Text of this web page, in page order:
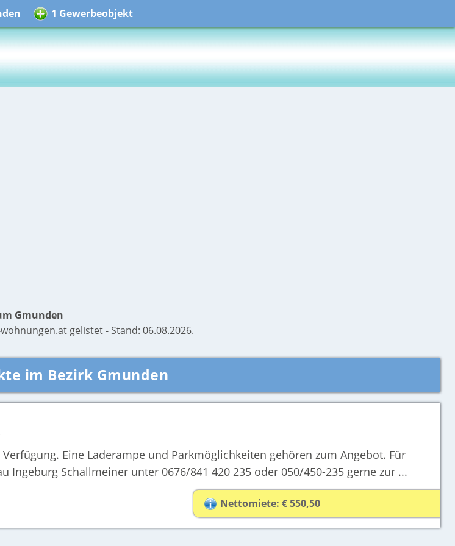
1 Gewerbeobjekt
Gmunden
gelistet - Stand: 06.08.2026.
im Bezirk Gmunden
Verfügung. Eine Laderampe und Parkmöglichkeiten gehören zum Angebot. Für
Ingeburg Schallmeiner unter 0676/841 420 235 oder 050/450-235 gerne zur ...
Nettomiete: € 550,50